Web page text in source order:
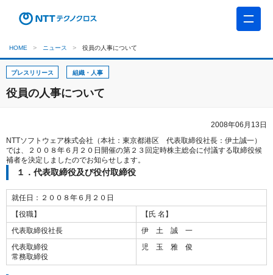
HOME ニュース 役員の人事について
プレスリリース 組織・人事
役員の人事について
2008年06月13日
NTTソフトウェア株式会社（本社：東京都港区 代表取締役社長：伊土誠一）
では、２００８年６月２０日開催の第２３回定時株主総会に付議する取締役候
補者を決定しましたのでお知らせします。
１．代表取締役及び役付取締役
就任日：２００８年６月２０日
【役職】
【氏 名】
代表取締役社長
伊 土 誠 一
代表取締役
常務取締役
児 玉 雅 俊